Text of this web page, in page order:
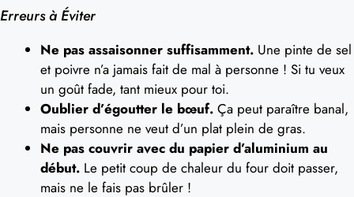
Erreurs à Éviter
Ne pas assaisonner suffisamment. Une pinte de sel
et poivre n’a jamais fait de mal à personne ! Si tu veux
un goût fade, tant mieux pour toi.
Oublier d’égoutter le bœuf. Ça peut paraître banal,
mais personne ne veut d’un plat plein de gras.
Ne pas couvrir avec du papier d’aluminium au
début. Le petit coup de chaleur du four doit passer,
mais ne le fais pas brûler !